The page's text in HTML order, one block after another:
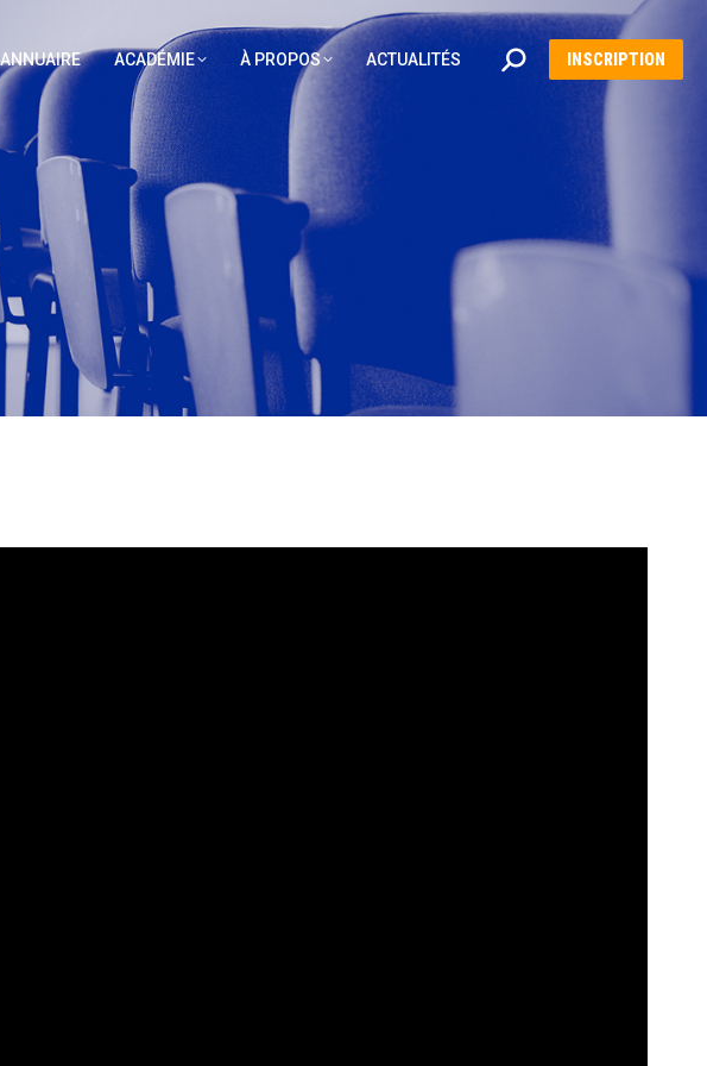
ANNUAIRE ACADÉMIE À PROPOS ACTUALITÉS
RechercheINSCRIPTION